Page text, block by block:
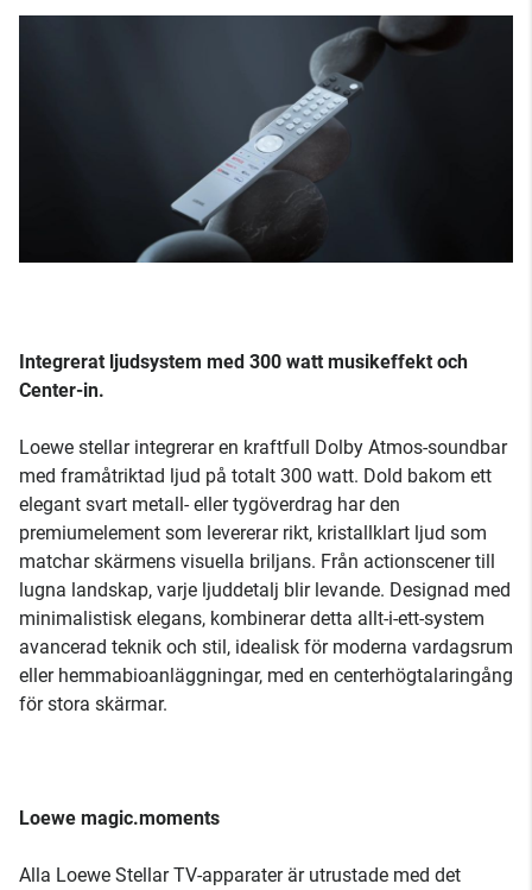
Integrerat ljudsystem med 300 watt musikeffekt och
Center-in.
Loewe stellar integrerar en kraftfull Dolby Atmos-soundbar
med framåtriktad ljud på totalt 300 watt. Dold bakom ett
elegant svart metall- eller tygöverdrag har den
premiumelement som levererar rikt, kristallklart ljud som
matchar skärmens visuella briljans. Från actionscener till
lugna landskap, varje ljuddetalj blir levande. Designad med
minimalistisk elegans, kombinerar detta allt-i-ett-system
avancerad teknik och stil, idealisk för moderna vardagsrum
eller hemmabioanläggningar, med en centerhögtalaringång
för stora skärmar.
Loewe magic.moments
Alla Loewe Stellar TV-apparater är utrustade med det